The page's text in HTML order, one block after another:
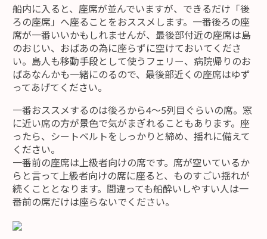
船内に入ると、座席が並んでいますが、できるだけ「後
ろの座席」へ座ることをおススメします。一番後ろの座
席が一番いいかもしれませんが、最後部付近の座席は島
のおじい、おばあの為に座らずに空けておいてくださ
い。島人も移動手段として使うフェリー、病院帰りのお
ばあなんかも一緒にのるので、最後部近くの座席はゆず
ってあげてください。
一番おススメするのは後ろから4～5列目ぐらいの席。窓
に近い席の方が景色で気がまぎれることもあります。座
ったら、シートベルトをしっかりと締め、揺れに備えて
ください。
一番前の座席は上級者向けの席です。席が空いているか
らと言って上級者向けの席に座ると、ものすごい揺れが
続くこととなります。間違っても船酔いしやすい人は一
番前の席だけは座らないでください。